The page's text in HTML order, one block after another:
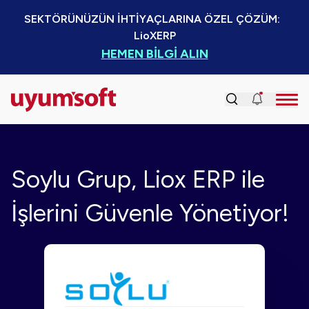
SEKTÖRÜNÜZÜN İHTİYAÇLARINA ÖZEL ÇÖZÜM:
LioXERP
HEMEN BİLGİ ALIN
Soylu Grup, Liox ERP ile
İşlerini Güvenle Yönetiyor!